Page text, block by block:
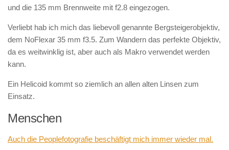
und die 135 mm Brennweite mit f2.8 eingezogen.
Verliebt hab ich mich das liebevoll genannte Bergsteigerobjektiv,
dem NoFlexar 35 mm f3.5. Zum Wandern das perfekte Objektiv,
da es weitwinklig ist, aber auch als Makro verwendet werden
kann.
Ein Helicoid kommt so ziemlich an allen alten Linsen zum
Einsatz.
Menschen
Auch die Peoplefotografie beschäftigt mich immer wieder mal.